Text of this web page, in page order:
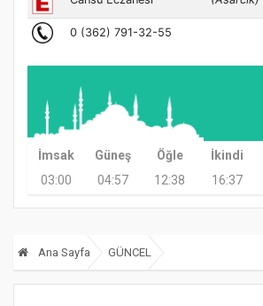
İmsak Güneş Öğle İkindi
03:00
04:57 12:38 16:37
Ana Sayfa GÜNCEL